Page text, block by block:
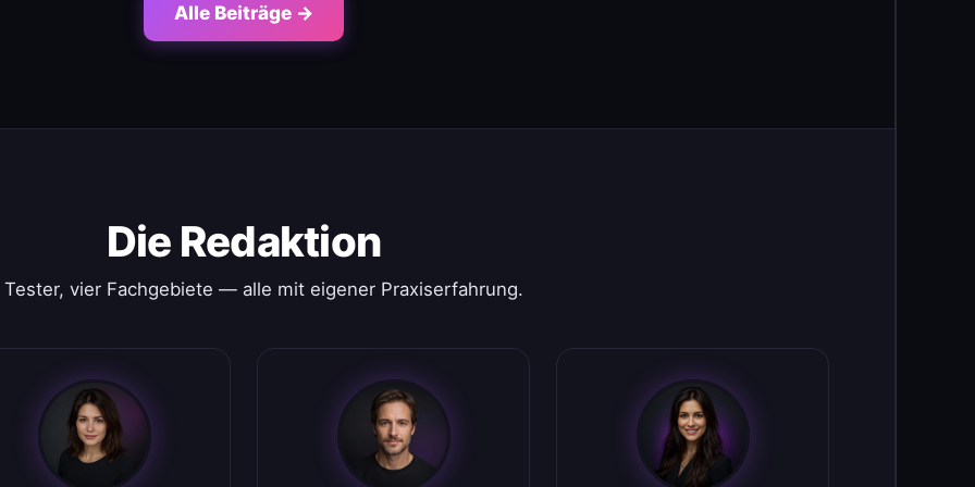
Alle Beiträge →
Die Redaktion
Tester, vier Fachgebiete — alle mit eigener Praxiserfahrung.